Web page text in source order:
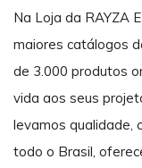
Na Loja da RAYZA
maiores catálogos
de 3.000 produtos
vida aos seus
levamos qualidade,
todo o Brasil,